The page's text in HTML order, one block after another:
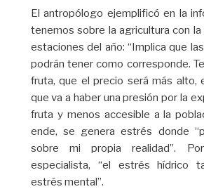
El antropólogo ejemplificó en la
tenemos sobre la agricultura con
estaciones del año: “Implica que
podrán tener como corresponde.
fruta, que el precio será más alto,
que va a haber una presión por la
fruta y menos accesible a la
ende, se genera estrés donde
sobre mi propia realidad”.
especialista, “el estrés hídrico
estrés mental”.